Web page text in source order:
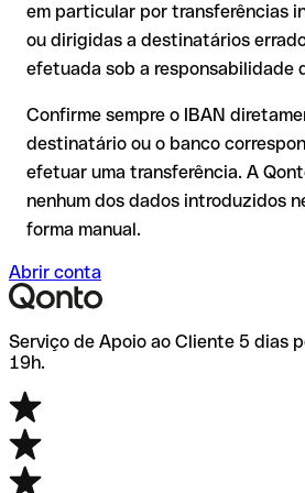
Ltd.,The ou através de uma
Recomendação
: verifique cada IBAN
transferência com o nosso IBAN
de dúvida, confirme-o diretamente
precaução é especialmente
elevados ou em novas relações
em particular por transferências
ou dirigidas a destinatários
efetuada sob a responsabilidade
Confirme sempre o IBAN
destinatário ou o banco
efetuar uma transferência. A
nenhum dos dados introduzidos
forma manual.
Abrir conta
Serviço de Apoio ao Cliente 5 dias
19h.